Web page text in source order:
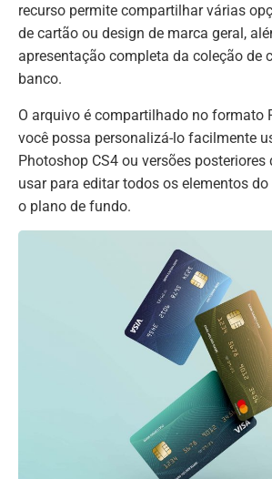
recurso permite compartilhar várias
de cartão ou design de marca geral,
apresentação completa da coleção de
banco.
O arquivo é compartilhado no formato
você possa personalizá-lo facilmente
Photoshop CS4 ou versões posteriores
usar para editar todos os elementos
o plano de fundo.